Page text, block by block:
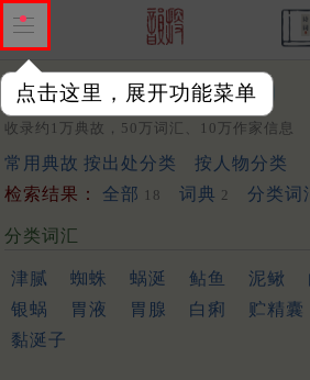
点击这里，展开功能菜单
关键词：
收录约1万典故，50万词汇、10万作家信息
常用典故 按出处分类
按人物分类
检索结果：
全部 18 词典 2 分类词
分类词汇
津腻 蜘蛛 蜗涎 鲇鱼 泥鳅
银蜗
胃液 胃腺 白痢 贮精囊
黏涎子